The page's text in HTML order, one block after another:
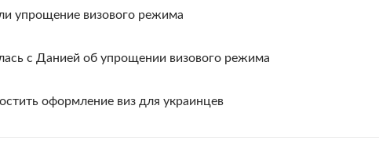
упрощение визового режима
с Данией об упрощении визового режима
оформление виз для украинцев